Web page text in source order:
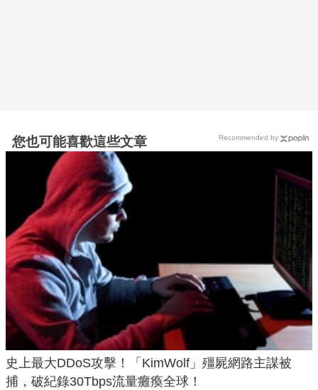
您也可能喜歡這些文章
史上最大DDoS攻擊！「KimWolf」殭屍網路主謀被
捕，破紀錄30Tbps流量癱瘓全球！
Recommended by